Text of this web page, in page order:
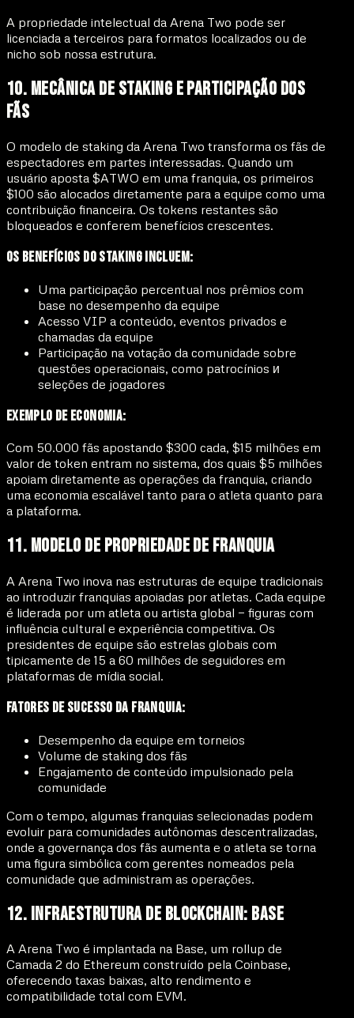
A propriedade intelectual da Arena Two pode ser
licenciada a terceiros para formatos localizados ou de
nicho sob nossa estrutura.
10. Mecânica de Staking e Participação dos
Fãs
O modelo de staking da Arena Two transforma os fãs de
espectadores em partes interessadas. Quando um
usuário aposta $ATWO em uma franquia, os primeiros
$100 são alocados diretamente para a equipe como uma
contribuição financeira. Os tokens restantes são
bloqueados e conferem benefícios crescentes.
Os Benefícios do Staking Incluem:
Uma participação percentual nos prêmios com
base no desempenho da equipe
Acesso VIP a conteúdo, eventos privados e
chamadas da equipe
Participação na votação da comunidade sobre
questões operacionais, como patrocínios и
seleções de jogadores
Exemplo de Economia:
Com 50.000 fãs apostando $300 cada, $15 milhões em
valor de token entram no sistema, dos quais $5 milhões
apoiam diretamente as operações da franquia, criando
uma economia escalável tanto para o atleta quanto para
a plataforma.
11. Modelo de Propriedade de Franquia
A Arena Two inova nas estruturas de equipe tradicionais
ao introduzir franquias apoiadas por atletas. Cada equipe
é liderada por um atleta ou artista global — figuras com
influência cultural e experiência competitiva. Os
presidentes de equipe são estrelas globais com
tipicamente de 15 a 60 milhões de seguidores em
plataformas de mídia social.
Fatores de Sucesso da Franquia:
Desempenho da equipe em torneios
Volume de staking dos fãs
Engajamento de conteúdo impulsionado pela
comunidade
Com o tempo, algumas franquias selecionadas podem
evoluir para comunidades autônomas descentralizadas,
onde a governança dos fãs aumenta e o atleta se torna
uma figura simbólica com gerentes nomeados pela
comunidade que administram as operações.
12. Infraestrutura de Blockchain: Base
A Arena Two é implantada na Base, um rollup de
Camada 2 do Ethereum construído pela Coinbase,
oferecendo taxas baixas, alto rendimento e
compatibilidade total com EVM.